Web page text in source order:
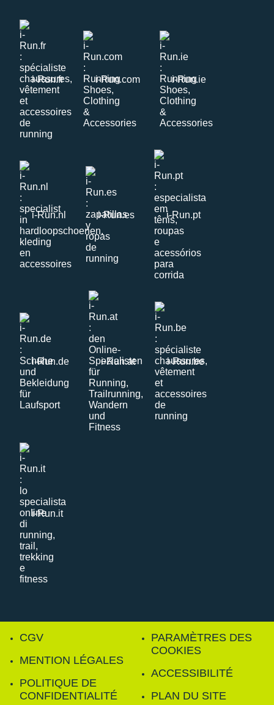
i-Run.fr i-Run.com i-Run.ie
i-Run.nl i-Run.es i-Run.pt
i-Run.de i-Run.at i-Run.be
i-Run.it
CGV
MENTION LÉGALES
POLITIQUE DE
CONFIDENTIALITÉ
PARAMÈTRES DES
COOKIES
ACCESSIBILITÉ
PLAN DU SITE